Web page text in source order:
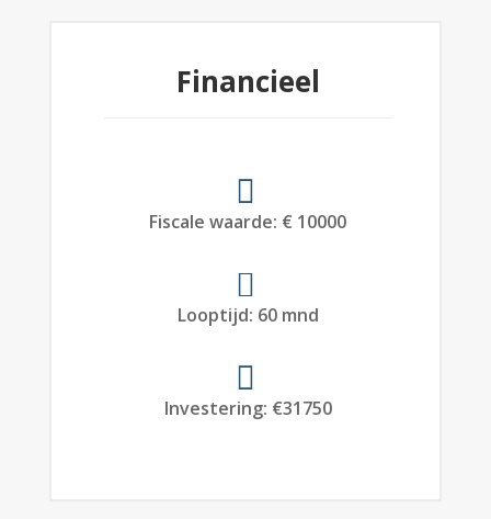
Financieel
Fiscale waarde: € 10000
Looptijd: 60 mnd
Investering: €31750